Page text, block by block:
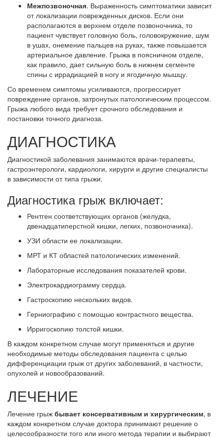
Межпозвоночная. Выраженность симптоматики зависит
от локализации поврежденных дисков. Если они
располагаются в верхнем отделе позвоночника, то
пациент чувствует головную боль, головокружение, шум
в ушах, онемение пальцев на руках, также повышается
артериальное давление. Грыжа в поясничном отделе,
как правило, дает сильную боль в нижнем сегменте
спины с иррадиацией в ногу и ягодичную мышцу.
Со временем симптомы усиливаются, прогрессирует
повреждение органов, затронутых патологическим процессом.
Грыжа любого вида требует срочного обследования и
постановки точного диагноза.
ДИАГНОСТИКА
Диагностикой заболевания занимаются врачи-терапевты,
гастроэнтерологи, кардиологи, хирурги и другие специалисты
в зависимости от типа грыжи.
Диагностика грыж включает:
Рентген соответствующих органов (желудка,
двенадцатиперстной кишки, легких, позвоночника).
УЗИ области ее локализации.
МРТ и КТ областей патологических изменений.
Лабораторные исследования показателей крови.
Электрокардиограмму сердца.
Гастроскопию нескольких видов.
Герниографию с помощью контрастного вещества.
Ирригоскопию толстой кишки.
В каждом конкретном случае могут применяться и другие
необходимые методы обследования пациента с целью
дифференциации грыж от других заболеваний, в частности,
опухолей и новообразований.
ЛЕЧЕНИЕ
Лечение грыж бывает консервативным и хирургическим, в
каждом конкретном случае доктора принимают решение о
целесообразности того или иного метода терапии и выбирают